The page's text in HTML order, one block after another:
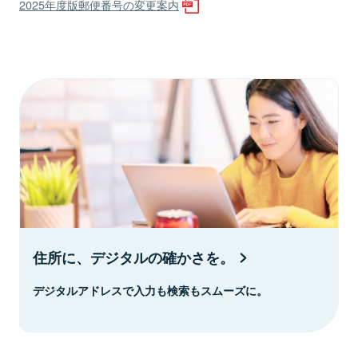
2025年度版郵便番号の変更案内
住所に、デジタルの確かさを。
デジタルアドレスで入力も検索もスムーズに。